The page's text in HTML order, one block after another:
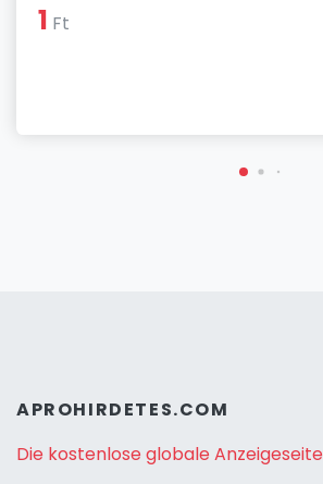
1 Ft
APROHIRDETES.COM
Die kostenlose globale Anzeigeseite